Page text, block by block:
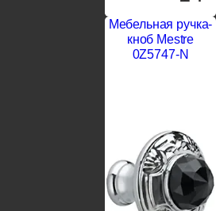
Мебельная ручка-
кноб Mestre
0Z5747-N